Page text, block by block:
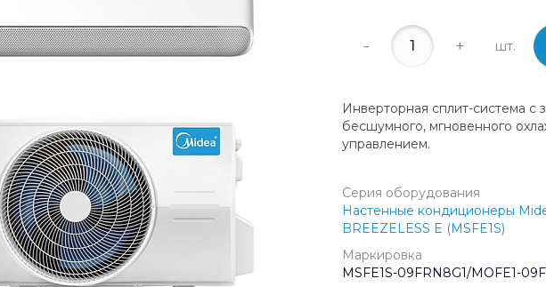
- + шт.
Инверторная сплит-система с
бесшумного, мгновенного
управлением.
Серия оборудования
Настенные кондиционеры
BREEZELESS E (MSFE1S)
Маркировка
MSFE1S-09FRN8G1/MOFE1-